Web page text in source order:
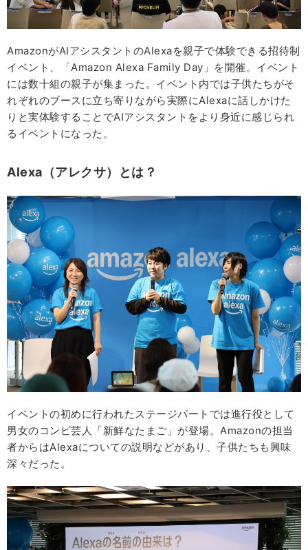
AmazonがAIアシスタントのAlexaを親子で体験できる招待制
イベント、「Amazon Alexa Family Day」を開催。イベント
には数十組の親子が集まった。イベント内では子供たちがそ
れぞれのブースに立ち寄りながら実際にAlexaに話しかけた
りと実体験することでAIアシスタントをより身近に感じられ
るイベントになった。
Alexa（アレクサ）とは？
イベントの初めに行われたステージパートでは進行役として
男女のコンビ芸人「新鮮なたまご」が登場。Amazonの担当
者からはAlexaについての説明などがあり、子供たちも興味
深々だった。